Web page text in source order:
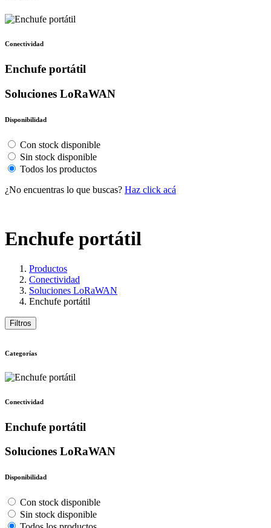
Conectividad
Enchufe portátil
Soluciones LoRaWAN
Disponibilidad
Con stock disponible
Sin stock disponible
Todos los productos
¿No encuentras lo que buscas? Haz click acá
Enchufe portátil
Productos
Conectividad
Soluciones LoRaWAN
Enchufe portátil
Filtros
Categorías
Conectividad
Enchufe portátil
Soluciones LoRaWAN
Disponibilidad
Con stock disponible
Sin stock disponible